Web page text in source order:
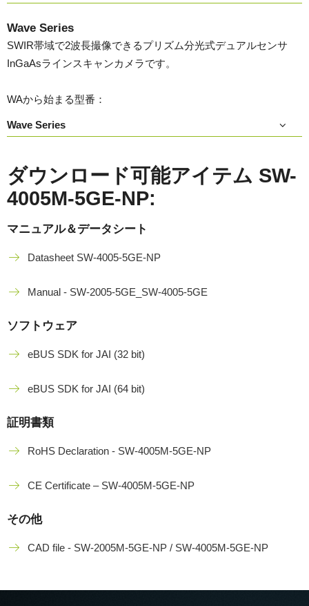
Wave Series
SWIR帯域で2波長撮像できるプリズム分光式デュアルセンサ
InGaAsラインスキャンカメラです。
WAから始まる型番：
Wave Series
ダウンロード可能アイテム SW-
4005M-5GE-NP:
マニュアル＆データシート
Datasheet SW-4005-5GE-NP
Manual - SW-2005-5GE_SW-4005-5GE
ソフトウェア
eBUS SDK for JAI (32 bit)
eBUS SDK for JAI (64 bit)
証明書類
RoHS Declaration - SW-4005M-5GE-NP
CE Certificate – SW-4005M-5GE-NP
その他
CAD file - SW-2005M-5GE-NP / SW-4005M-5GE-NP